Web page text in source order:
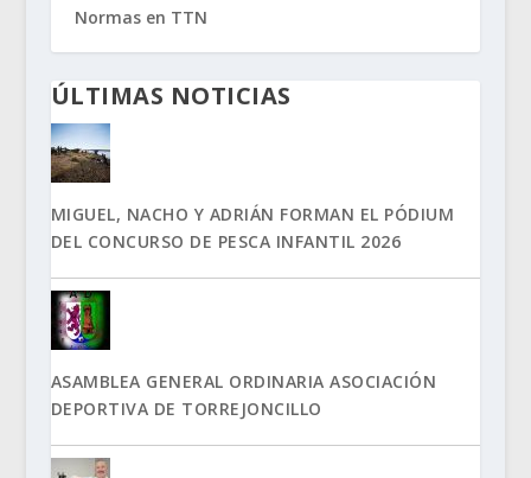
Normas en TTN
ÚLTIMAS NOTICIAS
MIGUEL, NACHO Y ADRIÁN FORMAN EL PÓDIUM
DEL CONCURSO DE PESCA INFANTIL 2026
ASAMBLEA GENERAL ORDINARIA ASOCIACIÓN
DEPORTIVA DE TORREJONCILLO